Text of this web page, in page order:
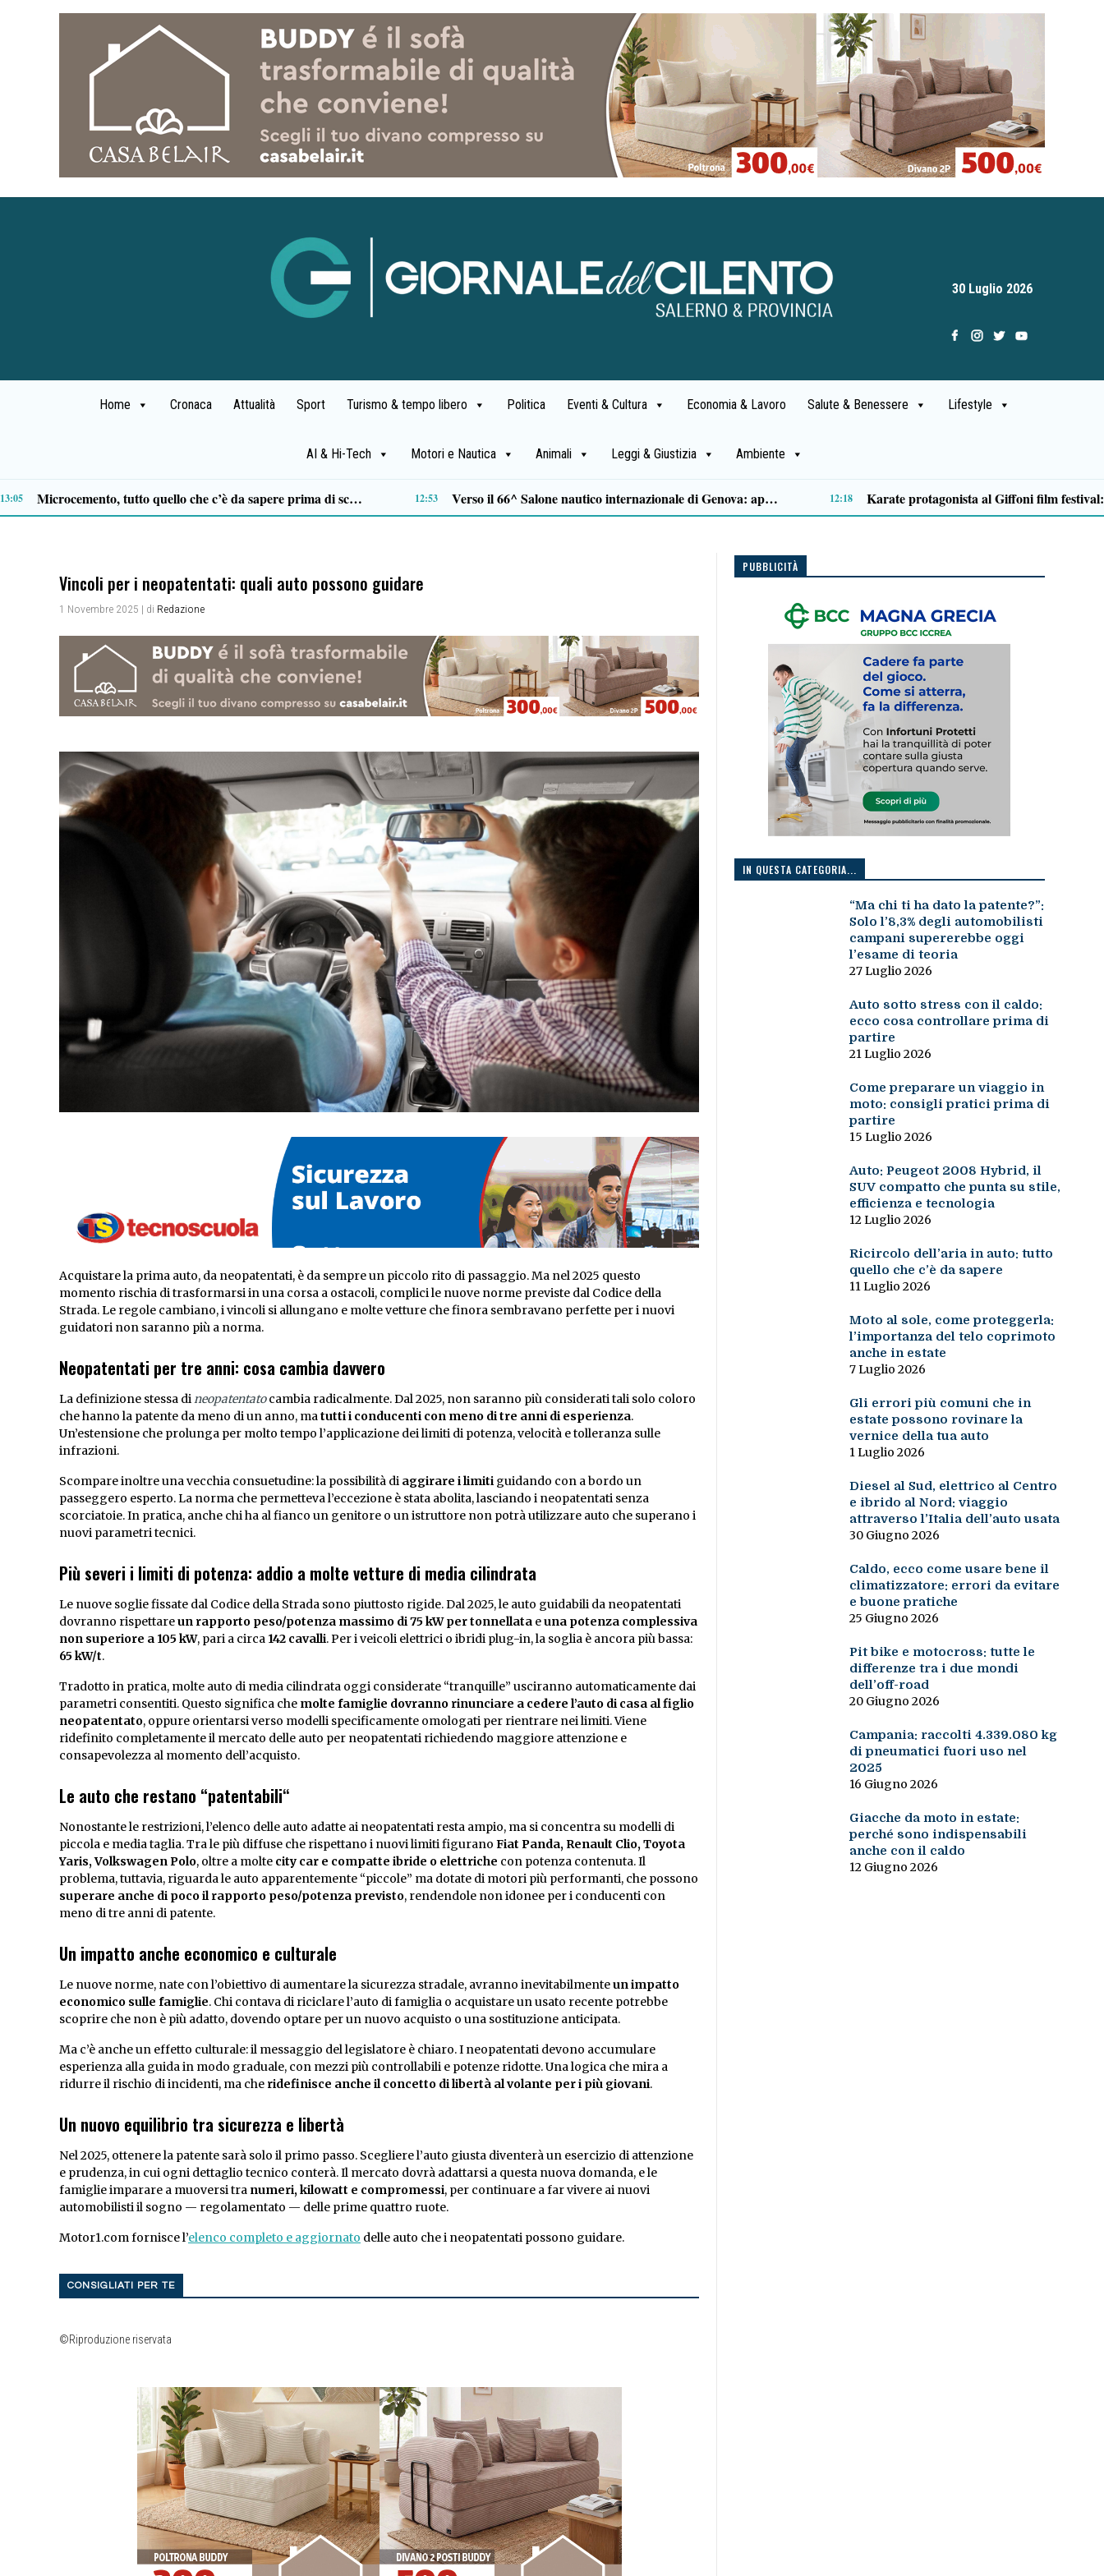
30 Luglio 2026
Home Cronaca Attualità Sport Turismo & tempo libero Politica Eventi & Cultura Economia & Lavoro Salute & Benessere Lifestyle
AI & Hi-Tech Motori e Nautica Animali Leggi & Giustizia Ambiente
10:54 10:33 10:12
Vincoli per i neopatentati: quali auto possono guidare
1 Novembre 2025 | di Redazione
Acquistare la prima auto, da neopatentati, è da sempre un piccolo rito di passaggio. Ma nel 2025 questo
momento rischia di trasformarsi in una corsa a ostacoli, complici le nuove norme previste dal Codice della
Strada. Le regole cambiano, i vincoli si allungano e molte vetture che finora sembravano perfette per i nuovi
guidatori non saranno più a norma.
Neopatentati per tre anni: cosa cambia davvero
La definizione stessa di neopatentatocambia radicalmente. Dal 2025, non saranno più considerati tali solo coloro
che hanno la patente da meno di un anno, ma tutti i conducenti con meno di tre anni di esperienza.
Un’estensione che prolunga per molto tempo l’applicazione dei limiti di potenza, velocità e tolleranza sulle
infrazioni.
Scompare inoltre una vecchia consuetudine: la possibilità di aggirare i limiti guidando con a bordo un
passeggero esperto. La norma che permetteva l’eccezione è stata abolita, lasciando i neopatentati senza
scorciatoie. In pratica, anche chi ha al fianco un genitore o un istruttore non potrà utilizzare auto che superano i
nuovi parametri tecnici.
Più severi i limiti di potenza: addio a molte vetture di media cilindrata
Le nuove soglie fissate dal Codice della Strada sono piuttosto rigide. Dal 2025, le auto guidabili da neopatentati
dovranno rispettareun rapporto peso/potenza massimo di 75 kW per tonnellata euna potenza complessiva
non superiore a 105 kW, pari a circa 142 cavalli. Per i veicoli elettrici o ibridi plug-in, la soglia è ancora più bassa:
65 kW/t.
Tradotto in pratica, molte auto di media cilindrata oggi considerate “tranquille” usciranno automaticamente dai
parametri consentiti. Questo significa che molte famiglie dovranno rinunciare a cedere l’auto di casa al figlio
neopatentato, oppure orientarsi verso modelli specificamente omologati per rientrare nei limiti. Viene
ridefinito completamente il mercato delle auto per neopatentati richiedendo maggiore attenzione e
consapevolezza al momento dell’acquisto.
Le auto che restano “patentabili“
Nonostante le restrizioni, l’elenco delle auto adatte ai neopatentati resta ampio, ma si concentra su modelli di
piccola e media taglia. Tra le più diffuse che rispettano i nuovi limiti figurano Fiat Panda, Renault Clio, Toyota
Yaris, Volkswagen Polo, oltre a molte city car e compatte ibride o elettriche con potenza contenuta. Il
problema, tuttavia, riguarda le auto apparentemente “piccole” ma dotate di motori più performanti, che possono
superare anche di poco il rapporto peso/potenza previsto, rendendole non idonee per i conducenti con
meno di tre anni di patente.
Un impatto anche economico e culturale
Le nuove norme, nate con l’obiettivo di aumentare la sicurezza stradale, avranno inevitabilmenteun impatto
economico sulle famiglie. Chi contava di riciclare l’auto di famiglia o acquistare un usato recente potrebbe
scoprire che non è più adatto, dovendo optare per un nuovo acquisto o una sostituzione anticipata.
Ma c’è anche un effetto culturale: il messaggio del legislatore è chiaro. I neopatentati devono accumulare
esperienza alla guida in modo graduale, con mezzi più controllabili e potenze ridotte. Una logica che mira a
ridurre il rischio di incidenti, ma che ridefinisce anche il concetto di libertà al volante per i più giovani.
Un nuovo equilibrio tra sicurezza e libertà
Nel 2025, ottenere la patente sarà solo il primo passo. Scegliere l’auto giusta diventerà un esercizio di attenzione
e prudenza, in cui ogni dettaglio tecnico conterà. Il mercato dovrà adattarsi a questa nuova domanda, e le
famiglie imparare a muoversi tra numeri, kilowatt e compromessi, per continuare a far vivere ai nuovi
automobilisti il sogno — regolamentato — delle prime quattro ruote.
Motor1.com fornisce l’elenco completo e aggiornato delle auto che i neopatentati possono guidare.
CONSIGLIATI PER TE
©Riproduzione riservata
PUBBLICITÀ
IN QUESTA CATEGORIA...
“Ma chi ti ha dato la patente?”:
Solo l’8,3% degli automobilisti
campani supererebbe oggi
l’esame di teoria
27 Luglio 2026
Auto sotto stress con il caldo:
ecco cosa controllare prima di
partire
21 Luglio 2026
Come preparare un viaggio in
moto: consigli pratici prima di
partire
15 Luglio 2026
Auto: Peugeot 2008 Hybrid, il
SUV compatto che punta su stile,
efficienza e tecnologia
12 Luglio 2026
Ricircolo dell’aria in auto: tutto
quello che c’è da sapere
11 Luglio 2026
Moto al sole, come proteggerla:
l’importanza del telo coprimoto
anche in estate
7 Luglio 2026
Gli errori più comuni che in
estate possono rovinare la
vernice della tua auto
1 Luglio 2026
Diesel al Sud, elettrico al Centro
e ibrido al Nord: viaggio
attraverso l’Italia dell’auto usata
30 Giugno 2026
Caldo, ecco come usare bene il
climatizzatore: errori da evitare
e buone pratiche
25 Giugno 2026
Pit bike e motocross: tutte le
differenze tra i due mondi
dell’off-road
20 Giugno 2026
Campania: raccolti 4.339.080 kg
di pneumatici fuori uso nel
2025
16 Giugno 2026
Giacche da moto in estate:
perché sono indispensabili
anche con il caldo
12 Giugno 2026